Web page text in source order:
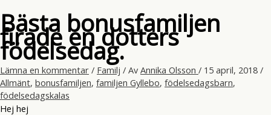
Bästa bonusfamiljen
firade en dotters
födelsedag.
Lämna en kommentar / Familj / Av Annika Olsson / 15 april, 2018 /
Allmänt, bonusfamiljen, familjen Gyllebo, födelsedagsbarn,
födelsedagskalas
Hej hej